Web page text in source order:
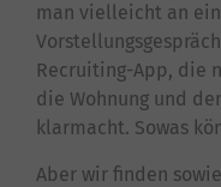
man vielleicht an
Recruiting-App, die
die Wohnung und
klarmacht. Sowas
Aber wir finden